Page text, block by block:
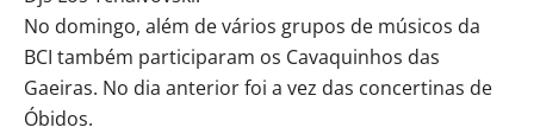
No domingo, além de vários grupos de músicos da
BCI também participaram os Cavaquinhos das
Gaeiras. No dia anterior foi a vez das concertinas de
Óbidos.